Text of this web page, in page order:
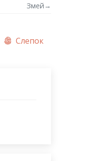
Змей →
Слепок